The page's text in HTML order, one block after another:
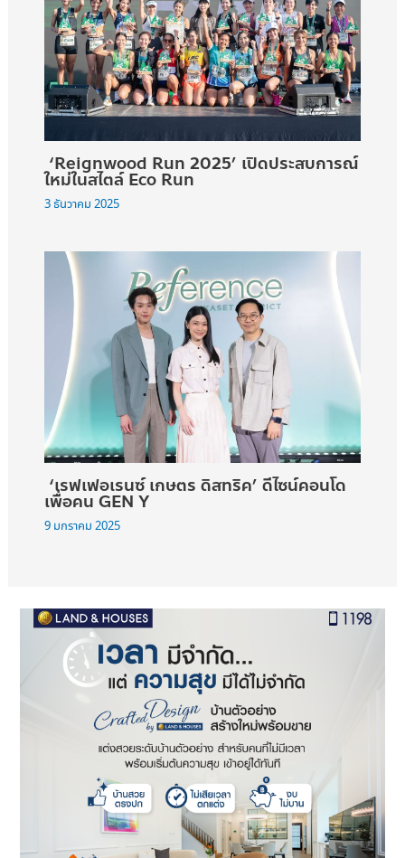
‘Reignwood Run 2025’ เปิดประสบการณ์
ใหม่ในสไตล์ Eco Run
3 ธันวาคม 2025
‘เรฟเฟอเรนซ์ เกษตร ดิสทริค’ ดีไซน์คอนโด
เพื่อคน GEN Y
9 มกราคม 2025